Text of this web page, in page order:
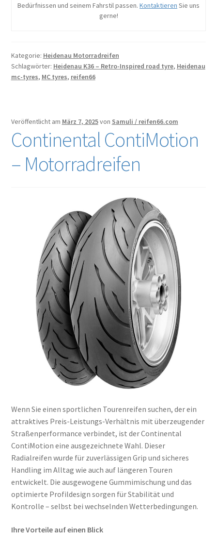
Bedürfnissen und seinem Fahrstil passen. Kontaktieren Sie uns
gerne!
Kategorie: Heidenau Motorradreifen
Schlagwörter: Heidenau K36 – Retro-Inspired road tyre, Heidenau
mc-tyres, MC tyres, reifen66
Veröffentlicht am März 7, 2025von Samuli / reifen66.com
Continental ContiMotion
– Motorradreifen
Wenn Sie einen sportlichen Tourenreifen suchen, der ein
attraktives Preis-Leistungs-Verhältnis mit überzeugender
Straßenperformance verbindet, ist der Continental
ContiMotion eine ausgezeichnete Wahl. Dieser
Radialreifen wurde für zuverlässigen Grip und sicheres
Handling im Alltag wie auch auf längeren Touren
entwickelt. Die ausgewogene Gummimischung und das
optimierte Profildesign sorgen für Stabilität und
Kontrolle – selbst bei wechselnden Wetterbedingungen.
Ihre Vorteile auf einen Blick